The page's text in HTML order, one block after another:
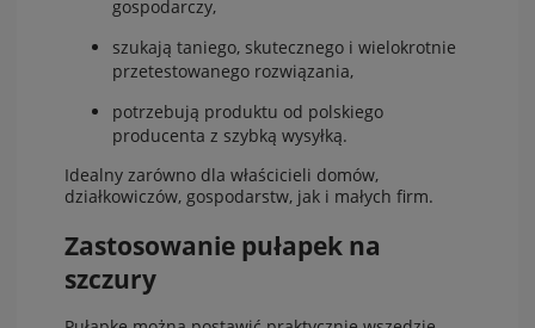
gospodarczy,
szukają taniego, skutecznego i wielokrotnie
przetestowanego rozwiązania,
potrzebują produktu od polskiego
producenta z szybką wysyłką.
Idealny zarówno dla właścicieli domów,
działkowiczów, gospodarstw, jak i małych firm.
Zastosowanie pułapek na
szczury